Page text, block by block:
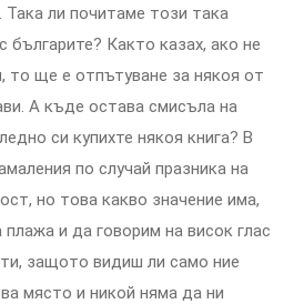
Така ли почитаме този така
българите? Както казах, ако не
то ще е отпътуване за някоя от
А къде остава смисъла на
си купихте някоя книга? В
по случай празника на
но това какво значение има,
и да говорим на висок глас
защото видиш ли само ние
място и никой няма да ни